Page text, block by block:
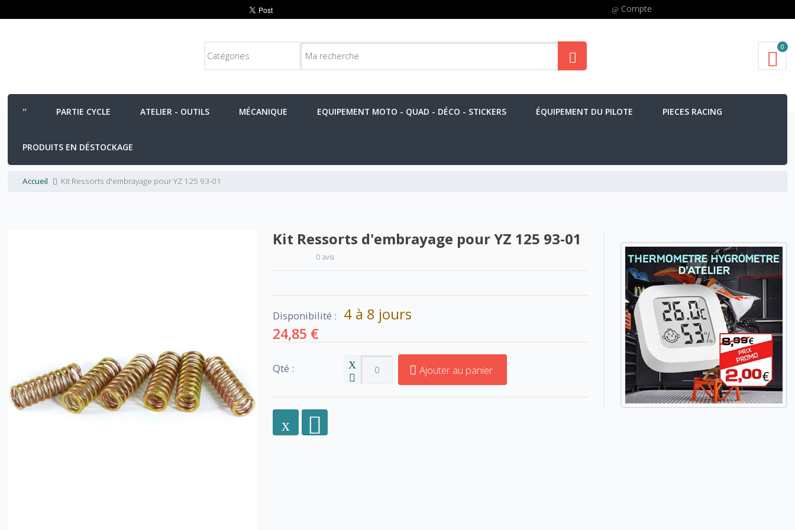
Compte
0
PARTIE CYCLE ATELIER - OUTILS MÉCANIQUE EQUIPEMENT MOTO - QUAD - DÉCO - STICKERS ÉQUIPEMENT DU PILOTE PIECES RACING
PRODUITS EN DÉSTOCKAGE
Accueil Kit Ressorts d'embrayage pour YZ 125 93-01
Kit Ressorts d'embrayage pour YZ 125 93-01
0 avis
Disponibilité : 4 à 8 jours
24,85 €
Qté : Ajouter au panier